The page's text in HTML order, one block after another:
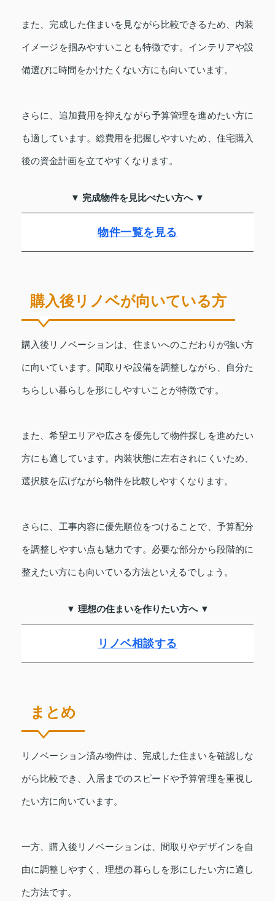
また、完成した住まいを見ながら比較できるため、内装
イメージを掴みやすいことも特徴です。インテリアや設
備選びに時間をかけたくない方にも向いています。
さらに、追加費用を抑えながら予算管理を進めたい方に
も適しています。総費用を把握しやすいため、住宅購入
後の資金計画を立てやすくなります。
▼ 完成物件を見比べたい方へ ▼
物件一覧を見る
購入後リノベが向いている方
購入後リノベーションは、住まいへのこだわりが強い方
に向いています。間取りや設備を調整しながら、自分た
ちらしい暮らしを形にしやすいことが特徴です。
また、希望エリアや広さを優先して物件探しを進めたい
方にも適しています。内装状態に左右されにくいため、
選択肢を広げながら物件を比較しやすくなります。
さらに、工事内容に優先順位をつけることで、予算配分
を調整しやすい点も魅力です。必要な部分から段階的に
整えたい方にも向いている方法といえるでしょう。
▼ 理想の住まいを作りたい方へ ▼
リノベ相談する
まとめ
リノベーション済み物件は、完成した住まいを確認しな
がら比較でき、入居までのスピードや予算管理を重視し
たい方に向いています。
一方、購入後リノベーションは、間取りやデザインを自
由に調整しやすく、理想の暮らしを形にしたい方に適し
た方法です。